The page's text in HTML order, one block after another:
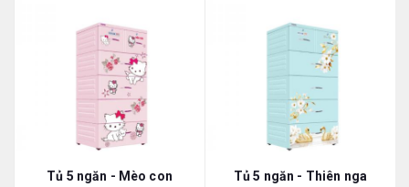
Tủ 5 ngăn - Mèo con Tủ 5 ngăn - Thiên nga